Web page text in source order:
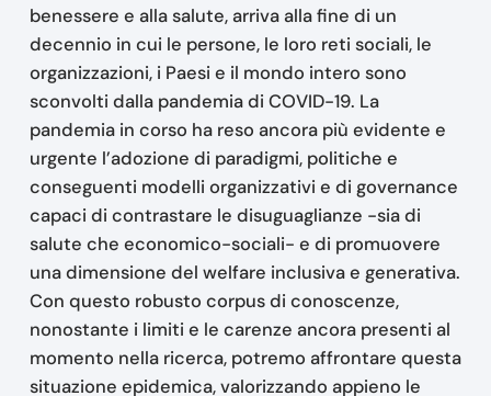
benessere e alla salute, arriva alla fine di un
decennio in cui le persone, le loro reti sociali, le
organizzazioni, i Paesi e il mondo intero sono
sconvolti dalla pandemia di COVID-19. La
pandemia in corso ha reso ancora più evidente e
urgente l’adozione di paradigmi, politiche e
conseguenti modelli organizzativi e di governance
capaci di contrastare le disuguaglianze -sia di
salute che economico-sociali- e di promuovere
una dimensione del welfare inclusiva e generativa.
Con questo robusto corpus di conoscenze,
nonostante i limiti e le carenze ancora presenti al
momento nella ricerca, potremo affrontare questa
situazione epidemica, valorizzando appieno le